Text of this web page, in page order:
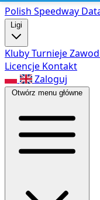
Polish Speedway
Ligi
KlubyTurnieje
Licencje Kontakt
Zaloguj
Otwórz menu główne